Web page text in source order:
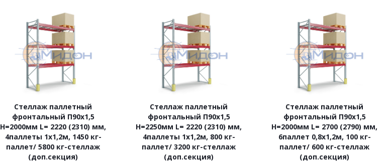
Стеллаж паллетный
фронтальный П90х1,5
Н=2000мм L= 2220 (2310) мм,
4паллеты 1х1,2м, 1450 кг-
паллет/ 5800 кг-стеллаж
(доп.секция)
Стеллаж паллетный
фронтальный П90х1,5
Н=2250мм L= 2220 (2310) мм,
4паллеты 1х1,2м, 800 кг-
паллет/ 3200 кг-стеллаж
(доп.секция)
Стеллаж паллетный
фронтальный П90х1,5
Н=2000мм L= 2700 (2790) мм,
6паллет 0,8х1,2м, 100 кг-
паллет/ 600 кг-стеллаж
(доп.секция)